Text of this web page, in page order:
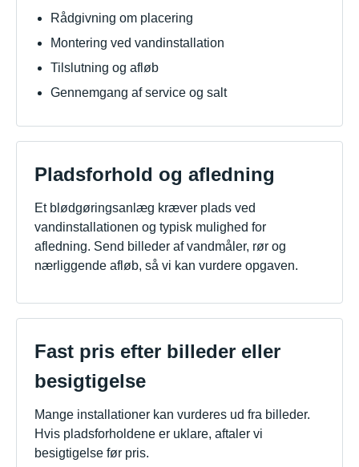
Rådgivning om placering
Montering ved vandinstallation
Tilslutning og afløb
Gennemgang af service og salt
Pladsforhold og afledning
Et blødgøringsanlæg kræver plads ved
vandinstallationen og typisk mulighed for
afledning. Send billeder af vandmåler, rør og
nærliggende afløb, så vi kan vurdere opgaven.
Fast pris efter billeder eller
besigtigelse
Mange installationer kan vurderes ud fra billeder.
Hvis pladsforholdene er uklare, aftaler vi
besigtigelse før pris.